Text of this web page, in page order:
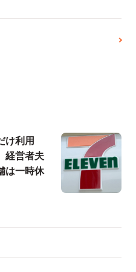
け利用
経営者夫
は一時休